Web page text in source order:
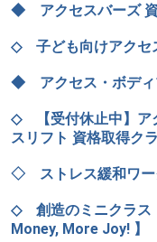
◆ アクセスバーズ 資
◇ 子ども向けアクセ
◆ アクセス・ボディ
◇ 【受付休止中】ア
スリフト 資格取得ク
◇ ストレス緩和ワー
◇ 創造のミニクラス
Money, More Joy! 】